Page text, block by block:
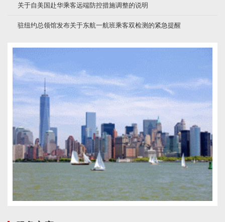
关于自美国赴华乘客远端防控措施调整的说明
驻纽约总领馆发布关于东航一航班乘客双检测的紧急提醒